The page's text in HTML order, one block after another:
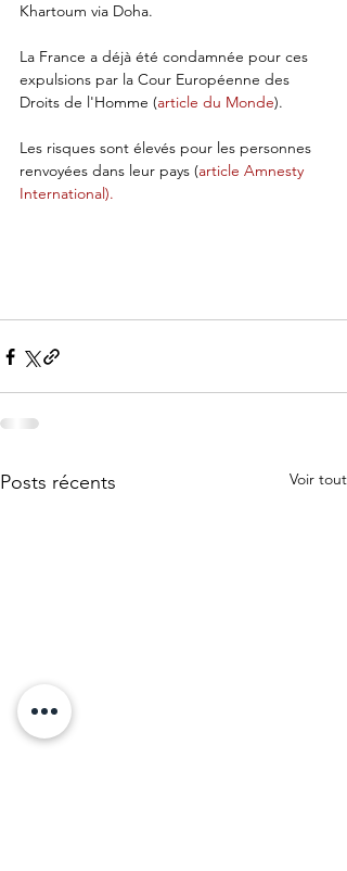
Khartoum via Doha.
La France a déjà été condamnée pour ces
expulsions par la Cour Européenne des
Droits de l'Homme (article du Monde).
Les risques sont élevés pour les personnes
renvoyées dans leur pays (article Amnesty
International).
Posts récents Voir tout